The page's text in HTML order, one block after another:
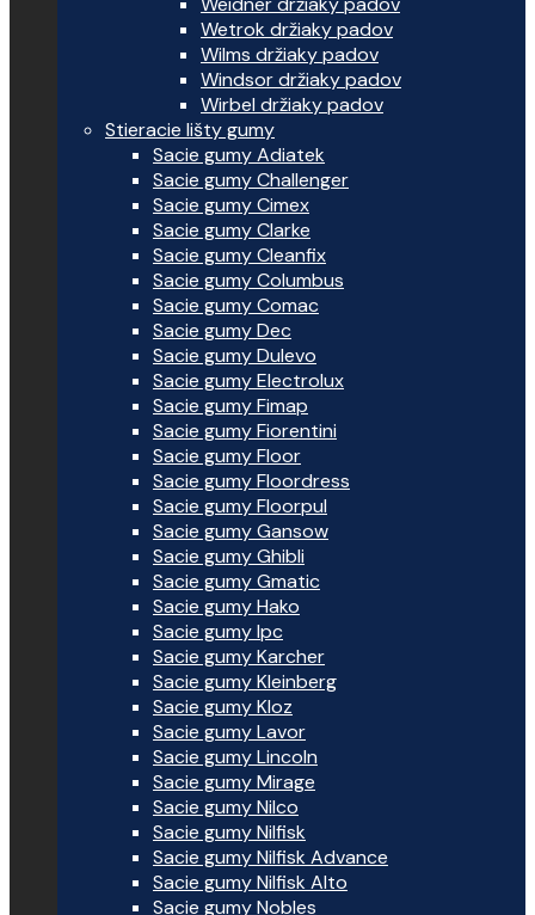
Wetrok držiaky padov
Wilms držiaky padov
Windsor držiaky padov
Wirbel držiaky padov
Stieracie lišty gumy
Sacie gumy Adiatek
Sacie gumy Challenger
Sacie gumy Cimex
Sacie gumy Clarke
Sacie gumy Cleanfix
Sacie gumy Columbus
Sacie gumy Comac
Sacie gumy Dec
Sacie gumy Dulevo
Sacie gumy Electrolux
Sacie gumy Fimap
Sacie gumy Fiorentini
Sacie gumy Floor
Sacie gumy Floordress
Sacie gumy Floorpul
Sacie gumy Gansow
Sacie gumy Ghibli
Sacie gumy Gmatic
Sacie gumy Hako
Sacie gumy Ipc
Sacie gumy Karcher
Sacie gumy Kleinberg
Sacie gumy Kloz
Sacie gumy Lavor
Sacie gumy Lincoln
Sacie gumy Mirage
Sacie gumy Nilco
Sacie gumy Nilfisk
Sacie gumy Nilfisk Advance
Sacie gumy Nilfisk Alto
Sacie gumy Nobles